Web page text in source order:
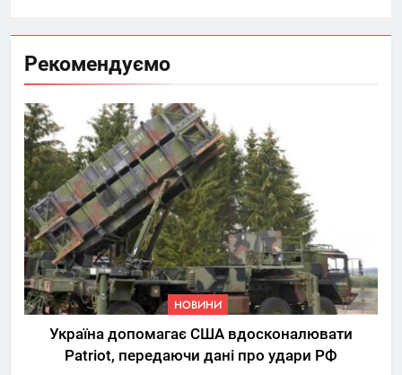
Рекомендуємо
НОВИНИ
Україна допомагає США вдосконалювати
Patriot, передаючи дані про удари РФ